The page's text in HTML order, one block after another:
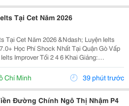
Tại Cet Năm 2026
Tại Cet Năm 2026 &Ndash; Luyện Ielts
Gò Vấp
5% Khi Đăng Ký 2/ Ielts...
Chí Minh 39 phút trước
Đường Chính Ngô Thị Nhậm P4